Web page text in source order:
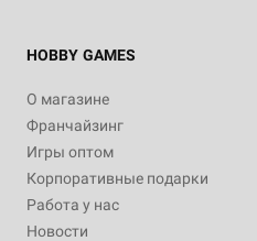
HOBBY GAMES
О магазине
Франчайзинг
Игры оптом
Корпоративные подарки
Работа у нас
Новости